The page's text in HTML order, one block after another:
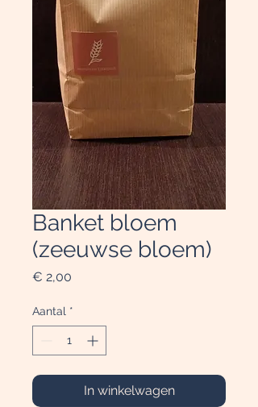
Banket bloem
(zeeuwse bloem)
€ 2,00
Aantal *
In winkelwagen